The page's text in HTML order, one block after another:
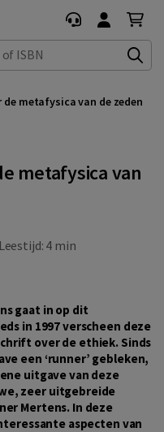
metafysica van de zeden
metafysica van
Leestijd: 4 min
gaat in op dit
in 1997 verscheen deze
over de ethiek. Sinds
een ‘runner’ gebleken,
uitgave van deze
zeer uitgebreide
Mertens. In deze
aspecten van